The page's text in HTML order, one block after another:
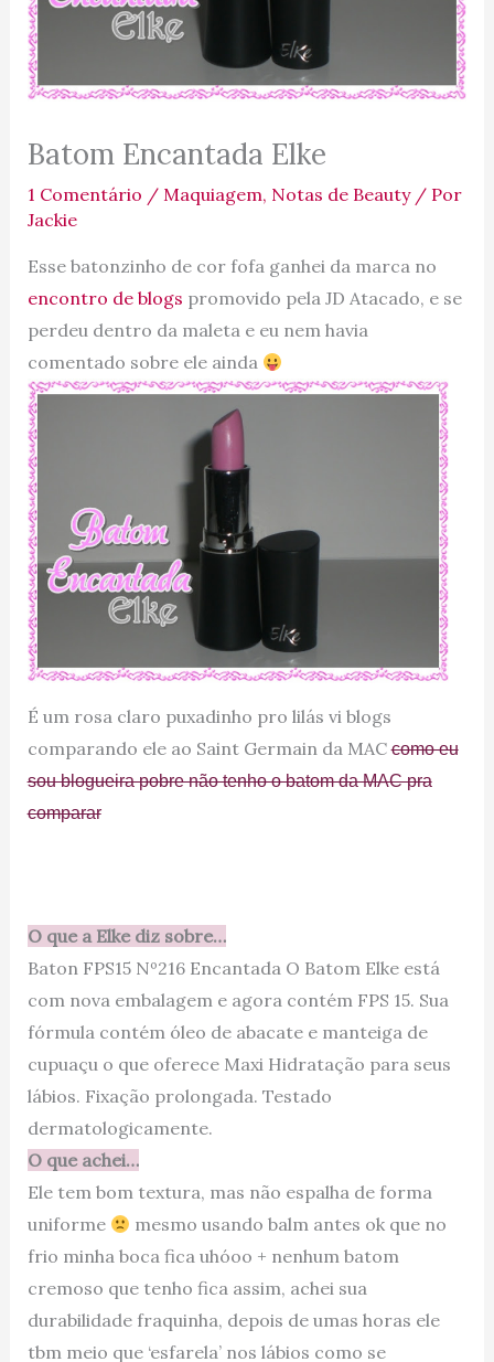
Batom Encantada Elke
1 Comentário / Maquiagem, Notas de Beauty/ Por
Jackie
Esse batonzinho de cor fofa ganhei da marca no
encontro de blogs promovido pela JD Atacado, e se
perdeu dentro da maleta e eu nem havia
comentado sobre ele ainda
É um rosa claro puxadinho pro lilás vi blogs
comparando ele ao Saint Germain da MACcomo eu
sou blogueira pobre não tenho o batom da MAC pra
comparar
O que a Elke diz sobre…
Baton FPS15 Nº216 Encantada O Batom Elke está
com nova embalagem e agora contém FPS 15. Sua
fórmula contém óleo de abacate e manteiga de
cupuaçu o que oferece Maxi Hidratação para seus
lábios. Fixação prolongada. Testado
dermatologicamente.
O que achei…
Ele tem bom textura, mas não espalha de forma
uniforme
mesmo usando balm antes ok que no
frio minha boca fica uhóoo + nenhum batom
cremoso que tenho fica assim, achei sua
durabilidade fraquinha, depois de umas horas ele
tbm meio que ‘esfarela’ nos lábios como se